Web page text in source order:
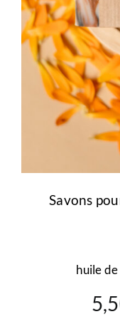
Savons
huile
du
produit